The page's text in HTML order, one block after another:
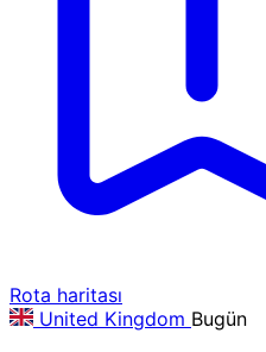
Rota haritası
United Kingdom Bugün